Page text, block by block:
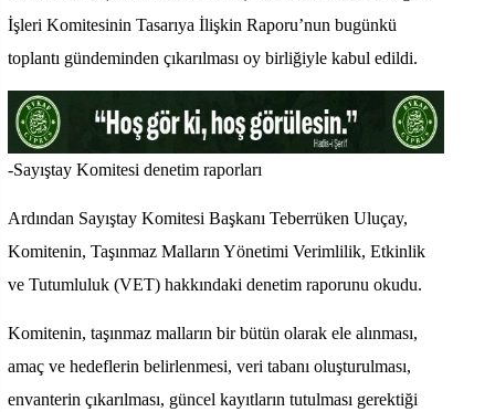
İşleri Komitesinin Tasarıya İlişkin Raporu’nun bugünkü
toplantı gündeminden çıkarılması oy birliğiyle kabul edildi.
-Sayıştay Komitesi denetim raporları
Ardından Sayıştay Komitesi Başkanı Teberrüken Uluçay,
Komitenin, Taşınmaz Malların Yönetimi Verimlilik, Etkinlik
ve Tutumluluk (VET) hakkındaki denetim raporunu okudu.
Komitenin, taşınmaz malların bir bütün olarak ele alınması,
amaç ve hedeflerin belirlenmesi, veri tabanı oluşturulması,
envanterin çıkarılması, güncel kayıtların tutulması gerektiği